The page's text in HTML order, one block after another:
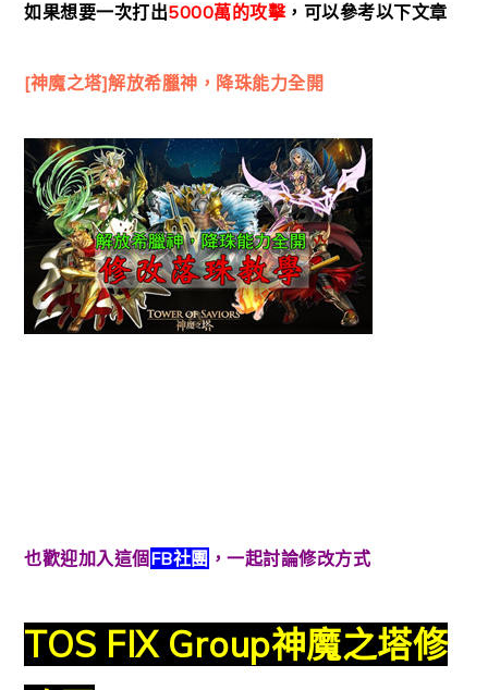
如果想要一次打出5000萬的攻擊，可以參考以下文章
[神魔之塔]解放希臘神，降珠能力全開
也歡迎加入這個 FB社團 ，一起討論修改方式
TOS FIX Group神魔之塔修